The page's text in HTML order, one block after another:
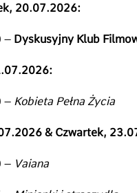
20.07.2026:
– Dyskusyjny Klub
– Kobieta Pełna Życia
& Czwartek,
– Vaiana